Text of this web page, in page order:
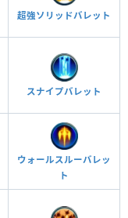
超強ソリッドバレット
スナイプバレット
ウォールスルーバレッ
ト